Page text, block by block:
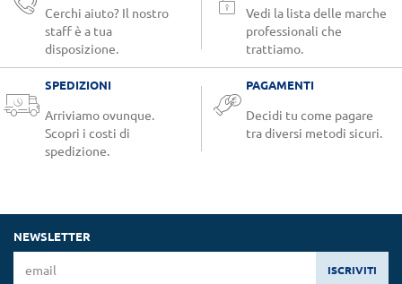
Cerchi aiuto? Il nostro
staff è a tua
disposizione.
Vedi la lista delle marche
professionali che
trattiamo.
SPEDIZIONI
Arriviamo ovunque.
Scopri i costi di
spedizione.
PAGAMENTI
Decidi tu come pagare
tra diversi metodi sicuri.
NEWSLETTER
ISCRIVITI